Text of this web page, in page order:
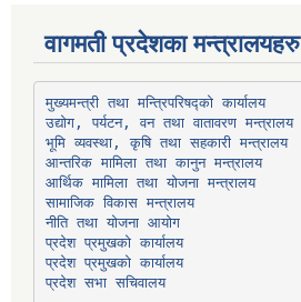
वागमती प्रदेशका मन्त्रालयहरु
मुख्यमन्त्री तथा मन्त्रिपरिषद्को कार्यालय
उद्योग, पर्यटन, वन तथा वातावरण मन्त्रालय
भूमि व्यवस्था, कृषि तथा सहकारी मन्त्रालय
आन्तरिक मामिला तथा कानुन मन्त्रालय
आर्थिक मामिला तथा योजना मन्त्रालय
सामाजिक विकास मन्त्रालय
नीति तथा योजना आयोग
प्रदेश प्रमुखको कार्यालय
प्रदेश प्रमुखको कार्यालय
प्रदेश सभा सचिवालय